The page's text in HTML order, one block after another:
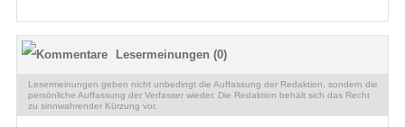
Lesermeinungen (0)
Lesermeinungen geben nicht unbedingt die Auffassung der Redaktion, sondern die
persönliche Auffassung der Verfasser wieder. Die Redaktion behält sich das Recht
zu sinnwahrender Kürzung vor.